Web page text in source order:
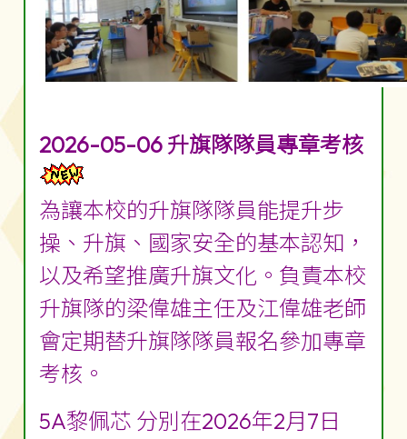
2026-05-06 升旗隊隊員專章考核
為讓本校的升旗隊隊員能提升步
操、升旗、國家安全的基本認知，
以及希望推廣升旗文化。負責本校
升旗隊的梁偉雄主任及江偉雄老師
會定期替升旗隊隊員報名參加專章
考核。
5A黎佩芯 分別在2026年2月7日